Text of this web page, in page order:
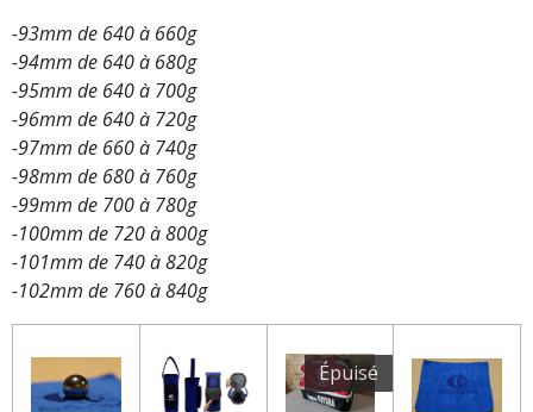
-93mm de 640 à 660g
-94mm de 640 à 680g
-95mm de 640 à 700g
-96mm de 640 à 720g
-97mm de 660 à 740g
-98mm de 680 à 760g
-99mm de 700 à 780g
-100mm de 720 à 800g
-101mm de 740 à 820g
-102mm de 760 à 840g
Épuisé